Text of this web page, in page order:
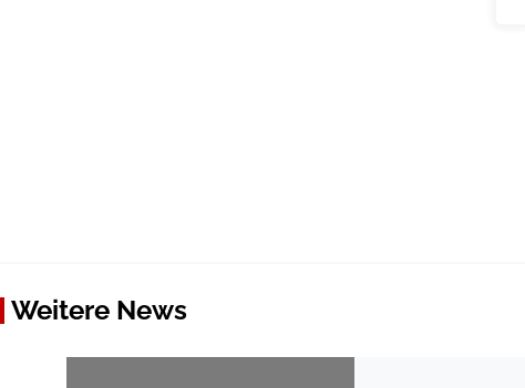
Weitere News